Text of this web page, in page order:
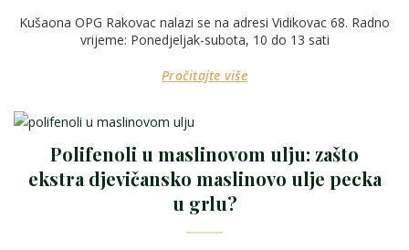
Kušaona OPG Rakovac nalazi se na adresi Vidikovac 68. Radno
vrijeme: Ponedjeljak-subota, 10 do 13 sati
Pročitajte više
Polifenoli u maslinovom ulju: zašto
ekstra djevičansko maslinovo ulje pecka
u grlu?